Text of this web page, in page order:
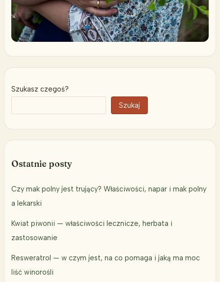
Szukasz czegoś?
Szukaj
Ostatnie posty
Czy mak polny jest trujący? Właściwości, napar i mak polny
a lekarski
Kwiat piwonii — właściwości lecznicze, herbata i
zastosowanie
Resweratrol — w czym jest, na co pomaga i jaką ma moc
liść winorośli